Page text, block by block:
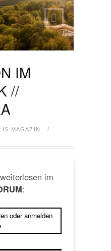
IM
//
MAGAZIN
/
im
:
oder anmelden